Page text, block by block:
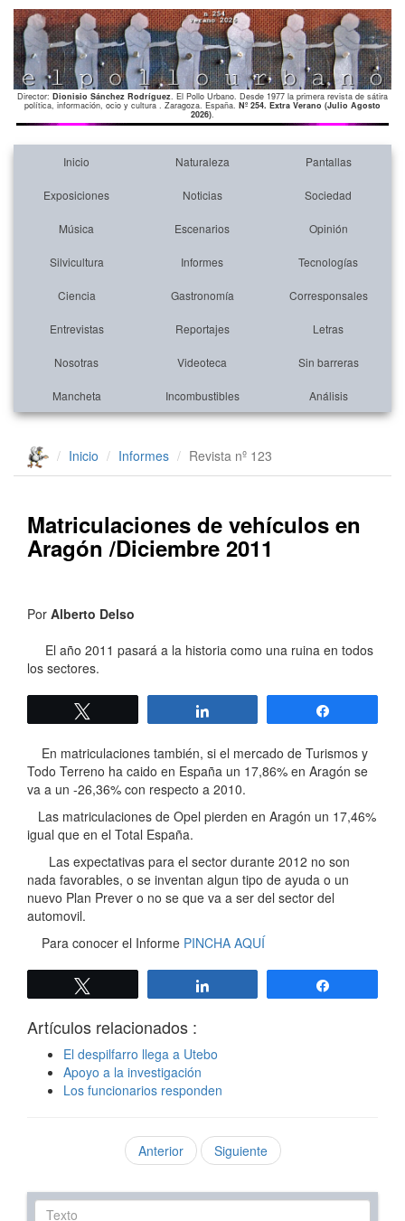
Director: Dionisio Sánchez Rodríguez. El Pollo Urbano. Desde 1977 la primera revista de sátira
política, información, ocio y cultura . Zaragoza. España. Nº 254. Extra Verano (Julio Agosto
2026).
Inicio Naturaleza Pantallas
Exposiciones Noticias Sociedad
Música Escenarios Opinión
Silvicultura Informes Tecnologías
Ciencia Gastronomía Corresponsales
Entrevistas Reportajes Letras
Nosotras Videoteca Sin barreras
Mancheta Incombustibles Análisis
Inicio Informes Revista nº 123
Matriculaciones de vehículos en
Aragón /Diciembre 2011
Por Alberto Delso
El año 2011 pasará a la historia como una ruina en todos
los sectores.
En matriculaciones también, si el mercado de Turismos y
Todo Terreno ha caido en España un 17,86% en Aragón se
va a un -26,36% con respecto a 2010.
Las matriculaciones de Opel pierden en Aragón un 17,46%
igual que en el Total España.
Las expectativas para el sector durante 2012 no son
nada favorables, o se inventan algun tipo de ayuda o un
nuevo Plan Prever o no se que va a ser del sector del
automovil.
Para conocer el Informe PINCHA AQUÍ
Artículos relacionados :
El despilfarro llega a Utebo
Apoyo a la investigación
Los funcionarios responden
Anterior Siguiente
Texto